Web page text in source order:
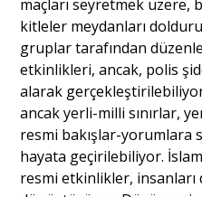
maçları seyretmek
kitleler meydanları
gruplar tarafından
etkinlikleri, ancak, polis
alarak
ancak yerli-milli sınırlar,
resmi bakışlar-yorumlara
hayata geçirilebiliyor.
resmi etkinlikler, insanları